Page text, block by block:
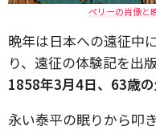
ペリーの肖像と
晩年は日本への遠征中
り、遠征の体験記を出
1858年3月4日、63歳の
永い泰平の眠りから叩